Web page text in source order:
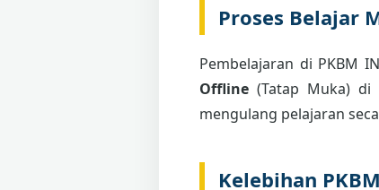
Proses Belajar
Pembelajaran di PKBM
Offline (Tatap Muka)
mengulang pelajaran
Kelebihan